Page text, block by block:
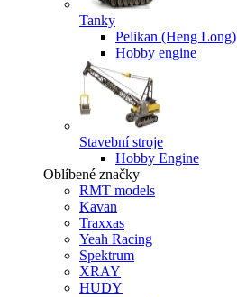
Tanky
Pelikan (Heng Long)
Hobby engine
Stavební stroje
Hobby Engine
Oblíbené značky
RMT models
Kavan
Traxxas
Yeah Racing
Spektrum
XRAY
HUDY